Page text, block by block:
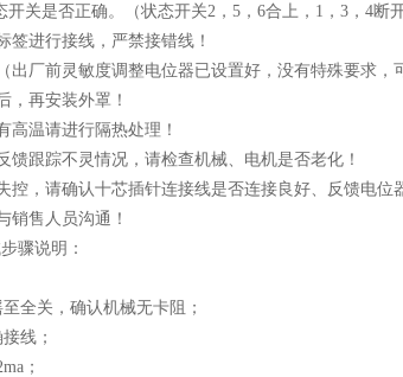
开关是否正确。（状态开关2，5，6合上，1，3，4断
进行接线，严禁接错线！
厂前灵敏度调整电位器已设置好，没有特殊要求，
再安装外罩！
温请进行隔热处理！
跟踪不灵情况，请检查机械、电机是否老化！
，请确认十芯插针连接线是否连接良好、反馈电位
售人员沟通！
骤说明：
全关，确认机械无卡阻；
线；
；